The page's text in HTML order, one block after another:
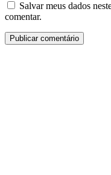
Salvar meus dados
comentar.